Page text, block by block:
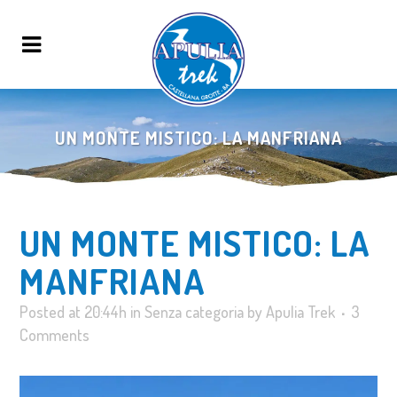
UN MONTE MISTICO: LA MANFRIANA
UN MONTE MISTICO: LA
MANFRIANA
Posted at 20:44h in Senza categoria byApulia Trek
3
Comments